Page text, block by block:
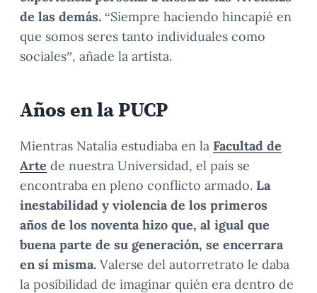
de las demás. “Siempre haciendo hincapié en
que somos seres tanto individuales como
sociales”, añade la artista.
Años en la PUCP
Mientras Natalia estudiaba en la Facultad de
Arte de nuestra Universidad, el país se
encontraba en pleno conflicto armado. La
inestabilidad y violencia de los primeros
años de los noventa hizo que, al igual que
buena parte de su generación, se encerrara
en sí misma. Valerse del autorretrato le daba
la posibilidad de imaginar quién era dentro de